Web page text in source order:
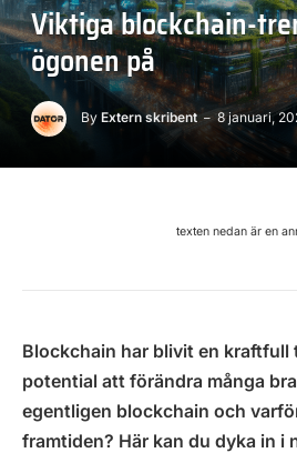
Viktiga blockchain-
ögonen på
By Extern skribent 8 januari,
texten nedan är en
Blockchain har blivit en kraftfull
potential att förändra många
egentligen blockchain och
framtiden? Här kan du dyka in i